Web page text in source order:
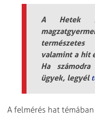
A Hetek
valamint a hit
Ha
ügyek, legyél
A felmérés hat